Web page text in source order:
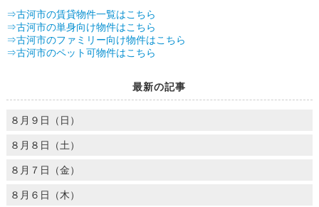
⇒古河市の賃貸物件一覧はこちら
⇒古河市の単身向け物件はこちら
⇒古河市のファミリー向け物件はこちら
⇒古河市のペット可物件はこちら
最新の記事
８月９日（日）
８月８日（土）
８月７日（金）
８月６日（木）